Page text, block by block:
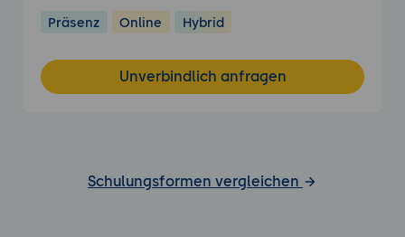
Präsenz Online Hybrid
Unverbindlich anfragen
Schulungsformen vergleichen